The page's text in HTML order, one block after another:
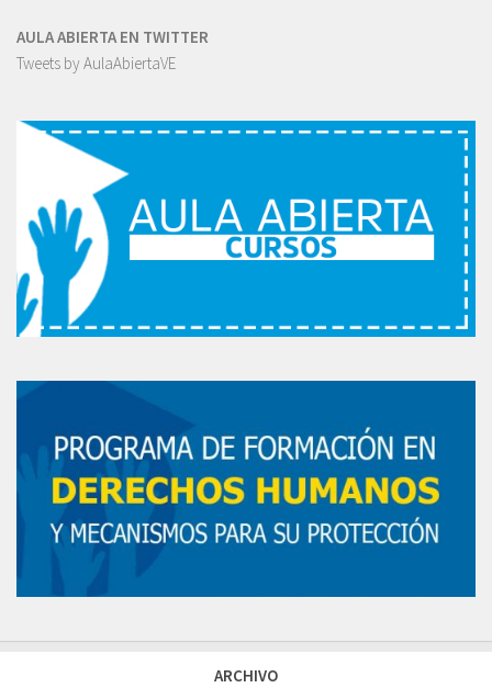
AULA ABIERTA EN TWITTER
Tweets by AulaAbiertaVE
ARCHIVO